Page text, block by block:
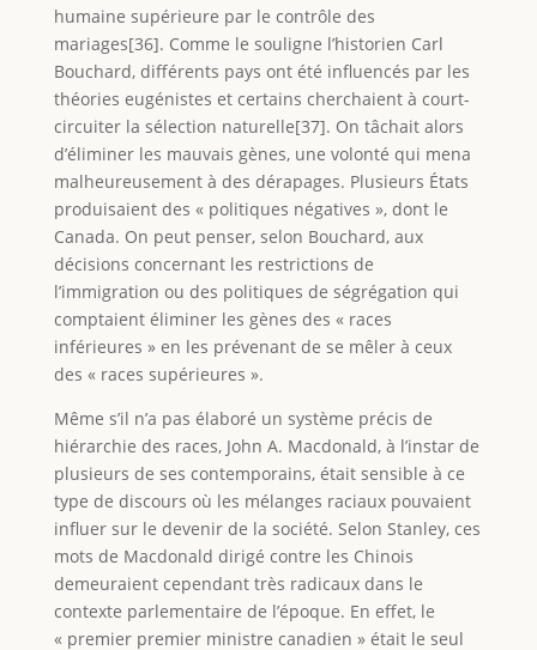
humaine supérieure par le contrôle des
mariages[36]. Comme le souligne l’historien Carl
Bouchard, différents pays ont été influencés par les
théories eugénistes et certains cherchaient à court-
circuiter la sélection naturelle[37]. On tâchait alors
d’éliminer les mauvais gènes, une volonté qui mena
malheureusement à des dérapages. Plusieurs États
produisaient des « politiques négatives », dont le
Canada. On peut penser, selon Bouchard, aux
décisions concernant les restrictions de
l’immigration ou des politiques de ségrégation qui
comptaient éliminer les gènes des « races
inférieures » en les prévenant de se mêler à ceux
des « races supérieures ».
Même s’il n’a pas élaboré un système précis de
hiérarchie des races, John A. Macdonald, à l’instar de
plusieurs de ses contemporains, était sensible à ce
type de discours où les mélanges raciaux pouvaient
influer sur le devenir de la société. Selon Stanley, ces
mots de Macdonald dirigé contre les Chinois
demeuraient cependant très radicaux dans le
contexte parlementaire de l’époque. En effet, le
« premier premier ministre canadien » était le seul